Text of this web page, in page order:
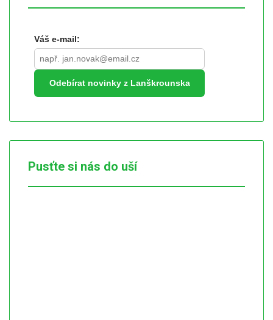
Váš e-mail:
Odebírat novinky z Lanškrounska
Pusťte si nás do uší